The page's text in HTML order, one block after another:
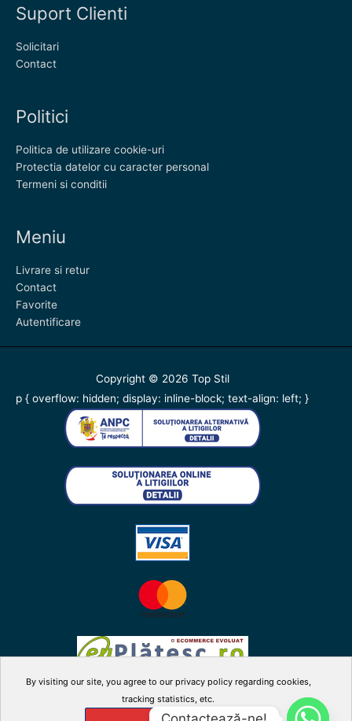
By visiting our site, you agree to our privacy policy regarding cookies,
tracking statistics, etc.
Suport Clienti
Solicitari
Contact
Politici
Politica de utilizare cookie-uri
Protectia datelor cu caracter personal
Termeni si conditii
Meniu
Livrare si retur
Contact
Favorite
Autentificare
Copyright © 2026 Top Stil
p { overflow: hidden; display: inline-block; text-align: left; }
youtube